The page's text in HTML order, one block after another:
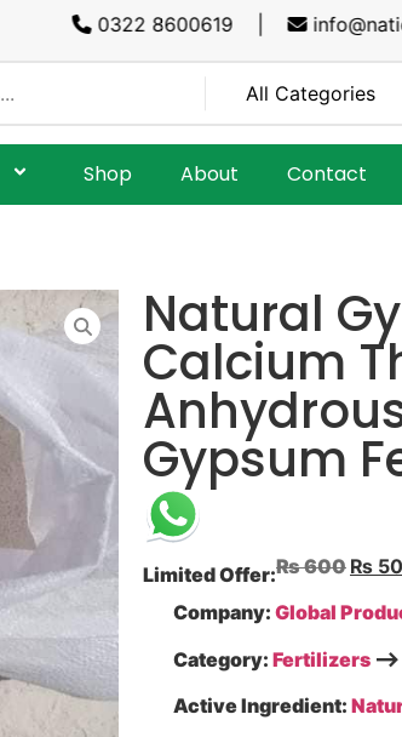
0322 8600619 |
Shop About Contact
Natural
Calcium
Limited Offer:₨600 ₨
Company: Global
Category: Fertilizers –>
Active Ingredient: